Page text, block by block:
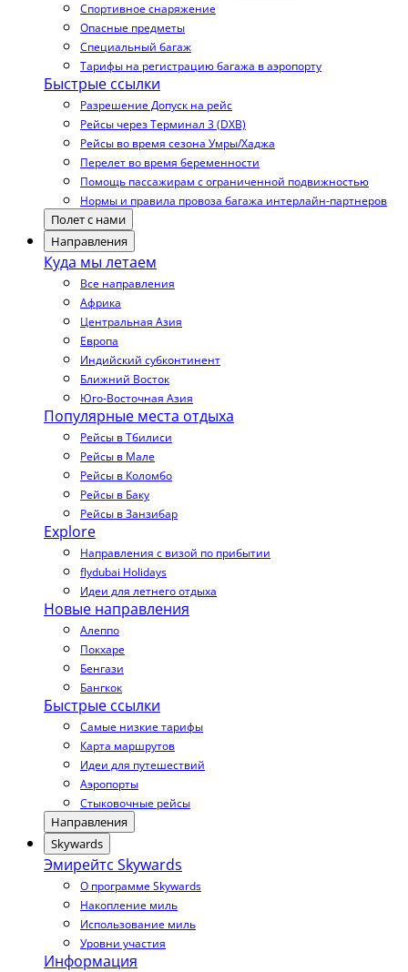
Спортивное снаряжение
Опасные предметы
Специальный багаж
Тарифы на регистрацию багажа в аэропорту
Быстрые ссылки
Разрешение Допуск на рейс
Рейсы через Терминал 3 (DXB)
Рейсы во время сезона Умры/Хаджа
Перелет во время беременности
Помощь пассажирам с ограниченной подвижностью
Нормы и правила провоза багажа интерлайн-партнеров
Полет с нами
Направления
Куда мы летаем
Все направления
Африка
Центральная Азия
Европа
Индийский субконтинент
Ближний Восток
Юго-Восточная Азия
Популярные места отдыха
Рейсы в Тбилиси
Рейсы в Мале
Рейсы в Коломбо
Рейсы в Баку
Рейсы в Занзибар
Explore
Направления с визой по прибытии
flydubai Holidays
Идеи для летнего отдыха
Новые направления
Алеппо
Покхаре
Бенгази
Бангкок
Быстрые ссылки
Самые низкие тарифы
Карта маршрутов
Идеи для путешествий
Аэропорты
Стыковочные рейсы
Направления
Skywards
Эмирейтс Skywards
О программе Skywards
Накопление миль
Использование миль
Уровни участия
Информация